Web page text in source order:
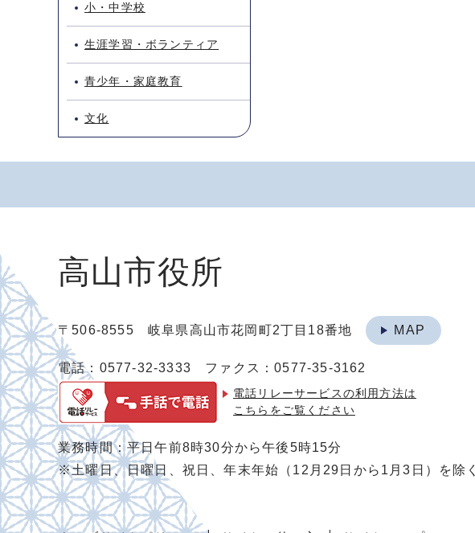
小・中学校
生涯学習・ボランティア
青少年・家庭教育
文化
高山市役所
〒506-8555 岐阜県高山市花岡町2丁目18番地 MAP
電話：0577-32-3333 ファクス：0577-35-3162
電話リレーサービスの利用方法は
こちらをご覧ください
業務時間：平日午前8時30分から午後5時15分
※土曜日、日曜日、祝日、年末年始（12月29日から1月3日）を除く